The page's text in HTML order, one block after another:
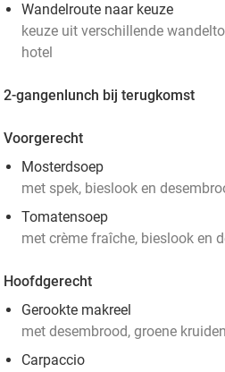
Wandelroute naar keuze
keuze uit verschillende
hotel
2-gangenlunch bij terugkomst
Voorgerecht
Mosterdsoep
met spek, bieslook en
Tomatensoep
met crème fraîche, bieslook en
Hoofdgerecht
Gerookte makreel
met desembrood, groene
Carpaccio